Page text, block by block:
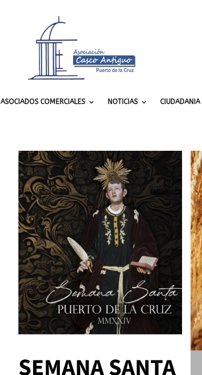
ASOCIADOS COMERCIALES NOTICIAS CIUDADANIA